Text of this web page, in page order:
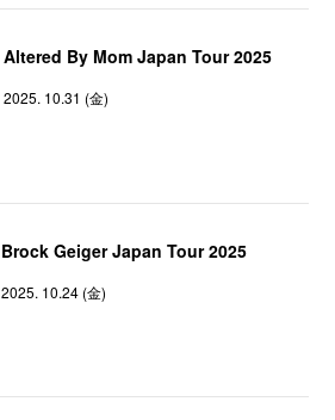
Altered By Mom Japan Tour 2025
2025. 10.31 (金)
Brock Geiger Japan Tour 2025
2025. 10.24 (金)